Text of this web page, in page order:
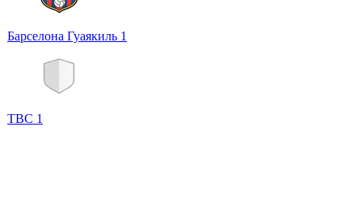
Барселона Гуаякиль 1
TBC 1